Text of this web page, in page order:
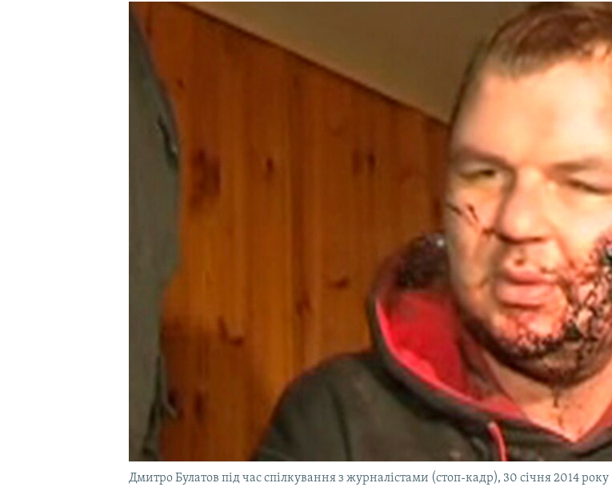
Дмитро Булатов під час спілкування з журналістами (стоп-кадр), 30 січня 2014 року